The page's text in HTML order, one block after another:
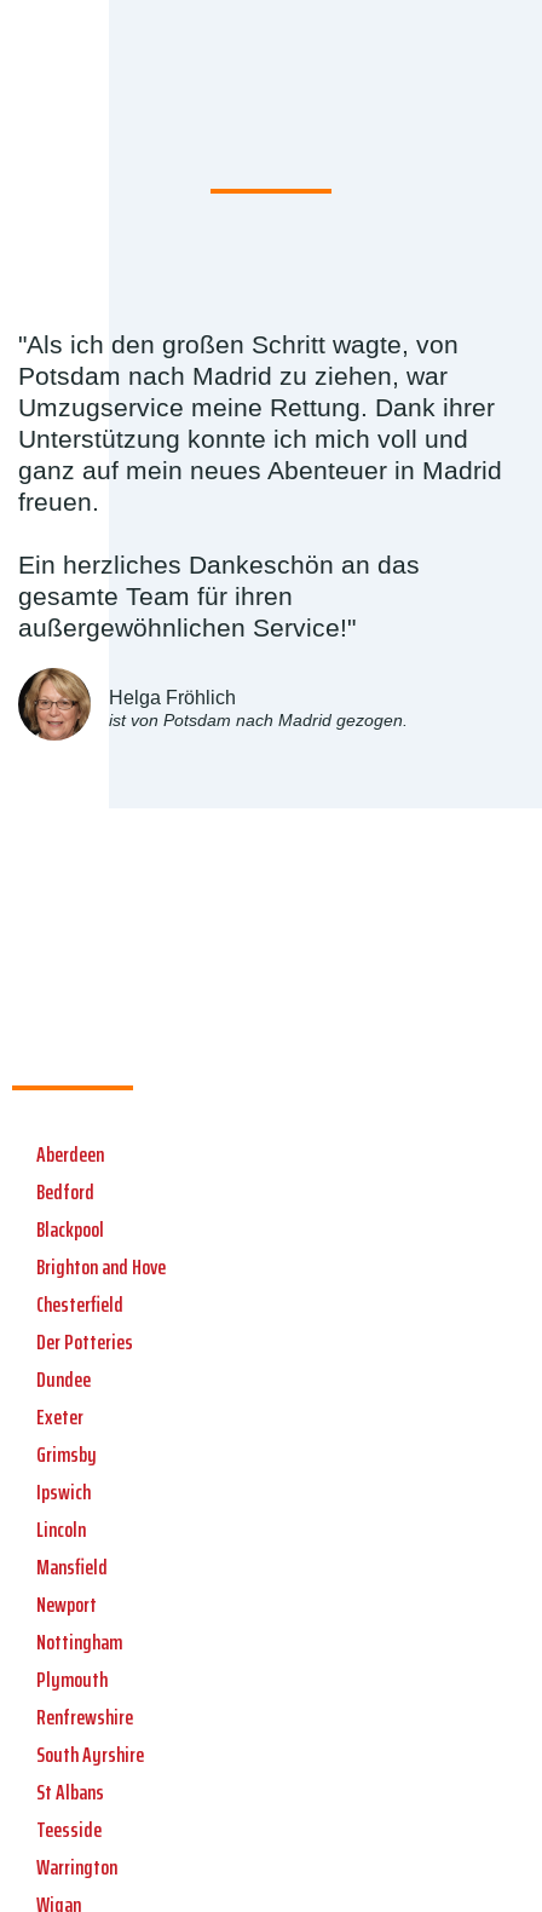
"Als ich den großen Schritt wagte, von
Potsdam nach Madrid zu ziehen, war
Umzugservice meine Rettung. Dank ihrer
Unterstützung konnte ich mich voll und
ganz auf mein neues Abenteuer in Madrid
freuen.
Ein herzliches Dankeschön an das
gesamte Team für ihren
außergewöhnlichen Service!"
Helga Fröhlich
ist von Potsdam nach Madrid gezogen.
Aberdeen
Bedford
Blackpool
Brighton and Hove
Chesterfield
Der Potteries
Dundee
Exeter
Grimsby
Ipswich
Lincoln
Mansfield
Newport
Nottingham
Plymouth
Renfrewshire
South Ayrshire
St Albans
Teesside
Warrington
Wigan